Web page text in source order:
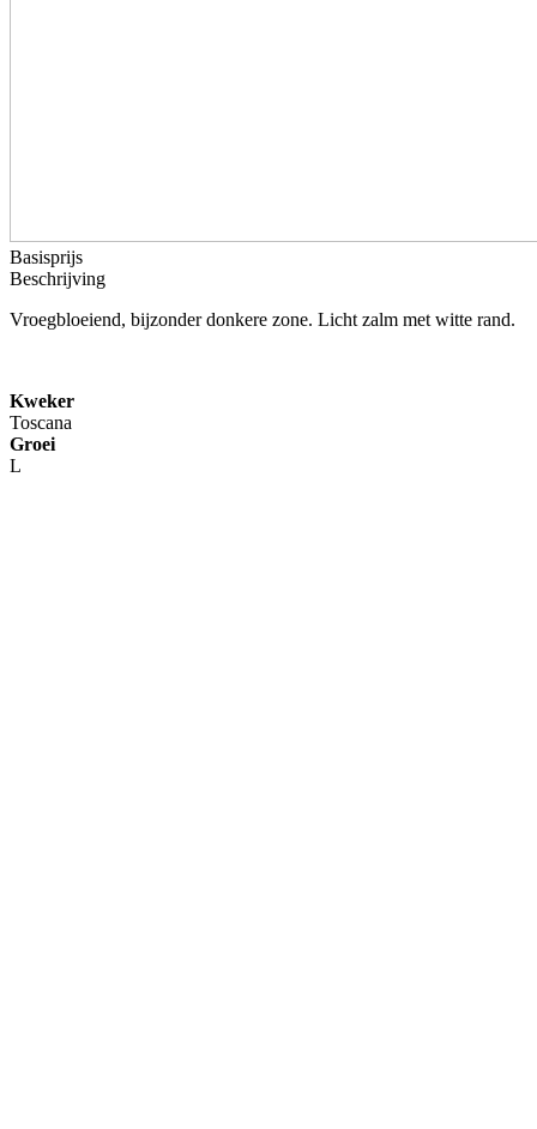
Basisprijs
Beschrijving
Vroegbloeiend, bijzonder donkere zone. Licht zalm met witte rand.
Kweker
Toscana
Groei
L